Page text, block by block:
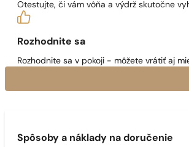
Otestujte, či vám vôňa a výdrž skutočne
Rozhodnite sa
Rozhodnite sa v pokoji - môžete vrátiť aj
Spôsoby a náklady na doručenie